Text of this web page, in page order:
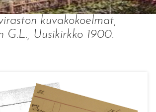
kuvakokoelmat,
G.L., Uusikirkko 1900.